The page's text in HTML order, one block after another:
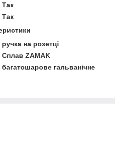
Так
Так
ручка на розетці
Сплав ZAMAK
багатошарове гальванічне